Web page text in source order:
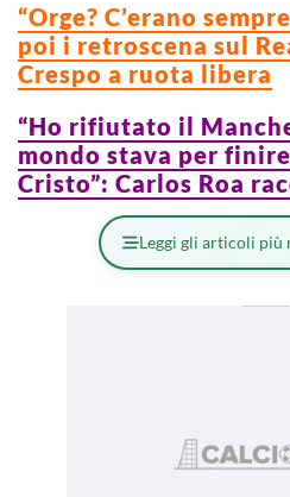
“Orge? C’erano
poi i retroscena sul
Crespo a ruota libera
“Ho rifiutato il
mondo stava per
Cristo”: Carlos Roa
Leggi gli articoli più